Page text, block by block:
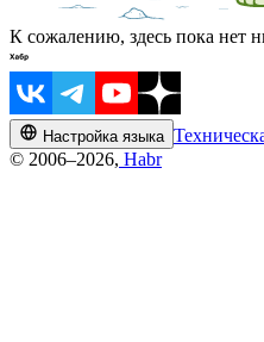
К сожалению, здесь пока нет
Настройка языка
© 2006–2026, Habr